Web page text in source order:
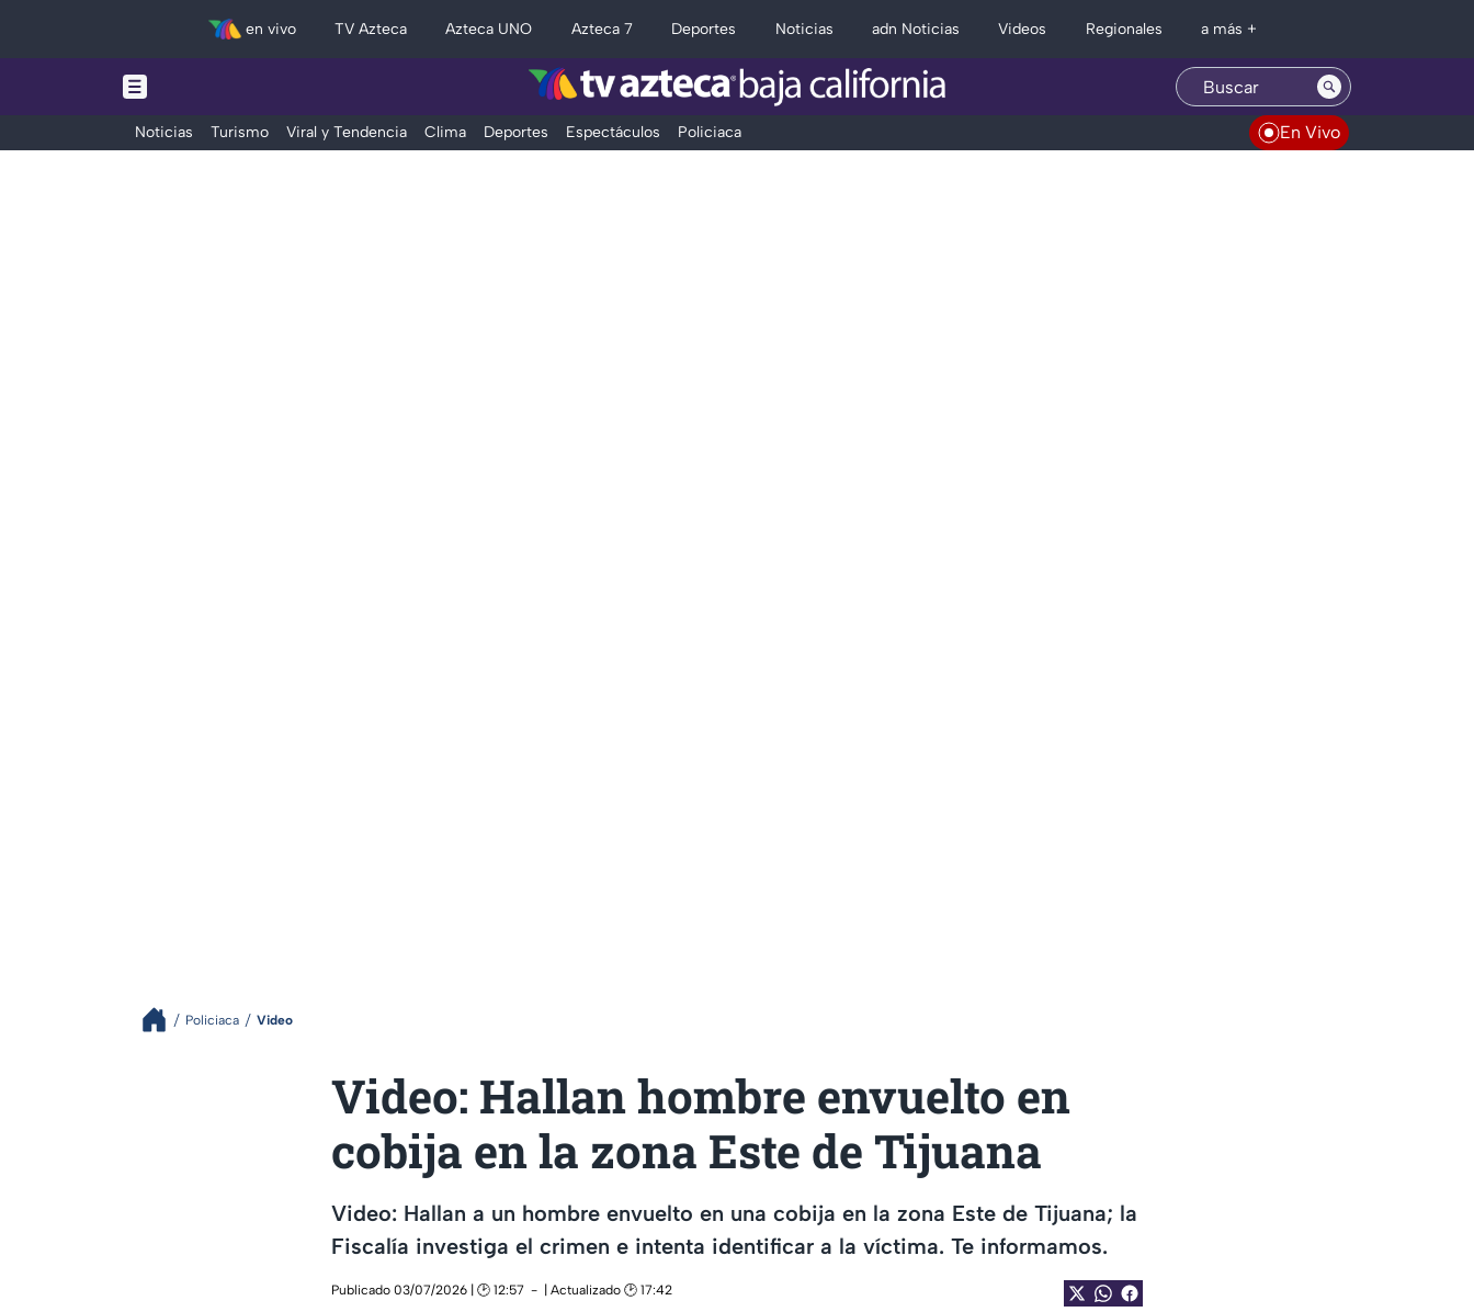
en vivo TV Azteca Azteca UNO Azteca 7 Deportes Noticias adn Noticias Videos Regionales a más +
Noticias Turismo Viral y Tendencia Clima Deportes Espectáculos Policiaca En Vivo
Policiaca Video
Video: Hallan hombre envuelto en
cobija en la zona Este de Tijuana
Video: Hallan a un hombre envuelto en una cobija en la zona Este de Tijuana; la
Fiscalía investiga el crimen e intenta identificar a la víctima. Te informamos.
Publicado 03/07/2026 | 🕑 12:57 | Actualizado 🕑 17:42